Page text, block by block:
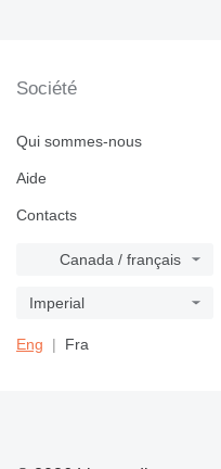
Société
Qui sommes-nous
Aide
Contacts
Canada / français
Imperial
Eng Fra